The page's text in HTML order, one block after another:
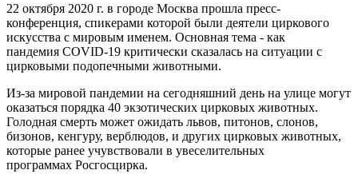
22 октября 2020 г. в городе Москва прошла пресс-
конференция, спикерами которой были деятели циркового
искусства с мировым именем. Основная тема - как
пандемия COVID-19 критически сказалась на ситуации с
цирковыми подопечными животными.
Из-за мировой пандемии на сегодняшний день на улице могут
оказаться порядка 40 экзотических цирковых животных.
Голодная смерть может ожидать львов, питонов, слонов,
бизонов, кенгуру, верблюдов, и других цирковых животных,
которые ранее учувствовали в увеселительных
программах Росгосцирка.